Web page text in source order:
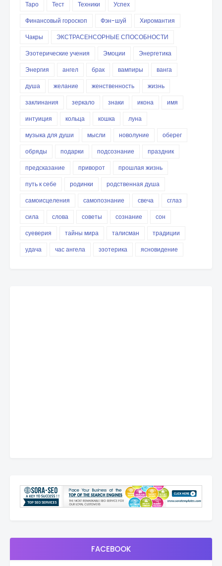
Таро
Тест Техники
Успех
Финансовый гороскоп
Фэн-шуй
Хиромантия
Чакры
ЭКСТРАСЕНСОРНЫЕ СПОСОБНОСТИ
Эзотерические учения
Эмоции
Энергетика
Энергия
ангел брак вампиры
ванга
душа
желание женственность
жизнь
заклинания
зеркало знаки икона
имя
интуиция
кольца кошка
луна
музыка для души
мысли новолуние
оберег
обряды
подарки подсознание
праздник
предсказание
приворот
прошлая жизнь
путь к себе
родинки
родственная душа
самоисцеления
самопознание свеча
сглаз
сила
слова советы сознание
сон
суеверия
тайны мира талисман
традиции
удача
час ангела эзотерика ясновидение
FACEBOOK